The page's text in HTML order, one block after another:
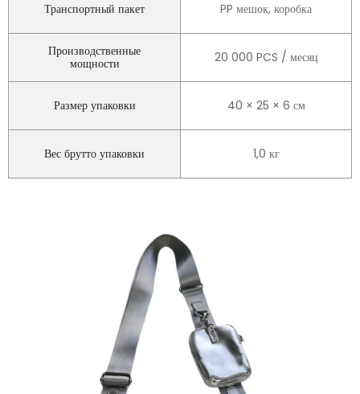
Транспортный пакет PP мешок, коробка
Производственные
мощности
20 000 PCS / месяц
Размер упаковки 40 × 25 × 6 см
Вес брутто упаковки 1,0 кг